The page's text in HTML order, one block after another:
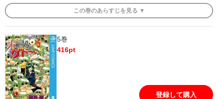
この巻のあらすじを 見る ▼
5巻
416pt
登録して購入